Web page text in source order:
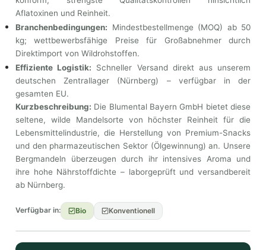
Aflatoxinen und Reinheit.
Branchenbedingungen: Mindestbestellmenge (MOQ) ab 50
kg; wettbewerbsfähige Preise für Großabnehmer durch
Direktimport von Wildrohstoffen.
Effiziente Logistik: Schneller Versand direkt aus unserem
deutschen Zentrallager (Nürnberg) – verfügbar in der
gesamten EU.
Kurzbeschreibung: Die Blumental Bayern GmbH bietet diese
seltene, wilde Mandelsorte von höchster Reinheit für die
Lebensmittelindustrie, die Herstellung von Premium-Snacks
und den pharmazeutischen Sektor (Ölgewinnung) an. Unsere
Bergmandeln überzeugen durch ihr intensives Aroma und
ihre hohe Nährstoffdichte – laborgeprüft und versandbereit
ab Nürnberg.
Verfügbar in: Bio Konventionell